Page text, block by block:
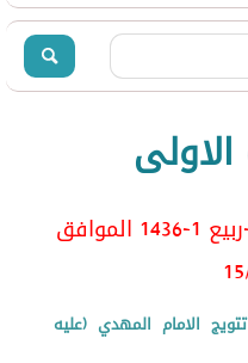
صدر هذا العدد بتاريخ 23-ربيع 1-1436 الموافق
الامام المهدي (عليه